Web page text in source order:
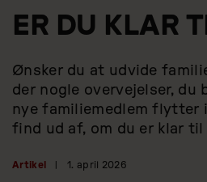
ER DU KLAR
Ønsker du at udvide
der nogle overvejelser, du
nye familiemedlem flytter
find ud af, om du er klar til
Artikel 1. april 2026